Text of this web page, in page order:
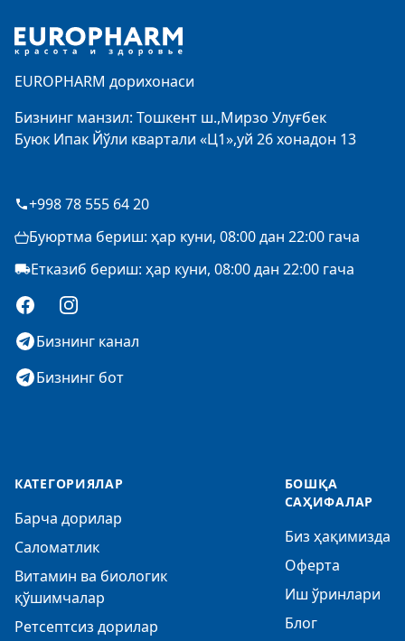
EUROPHARM дорихонаси
Бизнинг манзил: Тошкент ш.,Мирзо Улуғбек
Буюк Ипак Йўли квартали «Ц1»,уй 26 хонадон 13
+998 78 555 64 20
Буюртма бериш: ҳар куни, 08:00 дан 22:00 гача
Етказиб бериш: ҳар куни, 08:00 дан 22:00 гача
FacebookInstagram
Бизнинг канал
Бизнинг бот
КАТЕГОРИЯЛАР
Барча дорилар
Саломатлик
Витамин ва биологик
қўшимчалар
Ретсептсиз дорилар
БОШҚА
САҲИФАЛАР
Биз ҳақимизда
Оферта
Иш ўринлари
Блог